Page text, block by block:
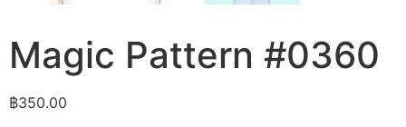
Magic Pattern #0360
฿350.00